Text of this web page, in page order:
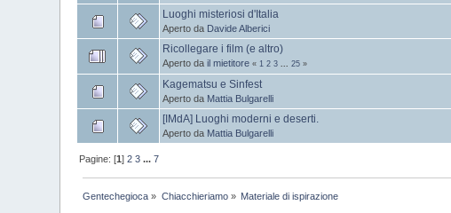
Luoghi misteriosi d'Italia
Aperto da Davide Alberici
Ricollegare i film (e altro)
Aperto dail mietitore « 1 2 3 ...25 »
Kagematsu e Sinfest
Aperto da Mattia Bulgarelli
[IMdA] Luoghi moderni e deserti.
Aperto da Mattia Bulgarelli
Pagine: [1]2 3 ...7
Gentechegioca » Chiacchieriamo» Materiale di ispirazione